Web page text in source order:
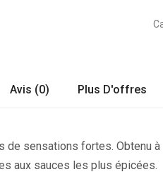
Avis (0) Plus D'offres
de sensations fortes. Obtenu
aux sauces les plus épicées.